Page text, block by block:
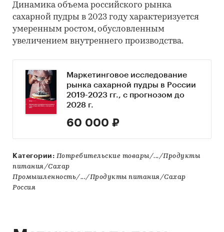
Динамика объема российского рынка
сахарной пудры в 2023 году характеризуется
умеренным ростом, обусловленным
увеличением внутреннего производства.
Маркетинговое исследование
рынка сахарной пудры в России
2019-2023 гг., с прогнозом до
2028 г.
60 000 ₽
Категории: Потребительские товары/.../Продукты
питания/Сахар
Промышленность/.../Продукты питания/Сахар
Россия